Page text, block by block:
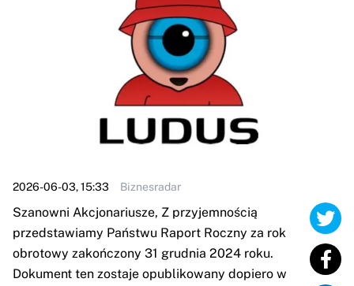
2026-06-03, 15:33 Biznesradar
Szanowni Akcjonariusze, Z przyjemnością
przedstawiamy Państwu Raport Roczny za rok
obrotowy zakończony 31 grudnia 2024 roku.
Dokument ten zostaje opublikowany dopiero w